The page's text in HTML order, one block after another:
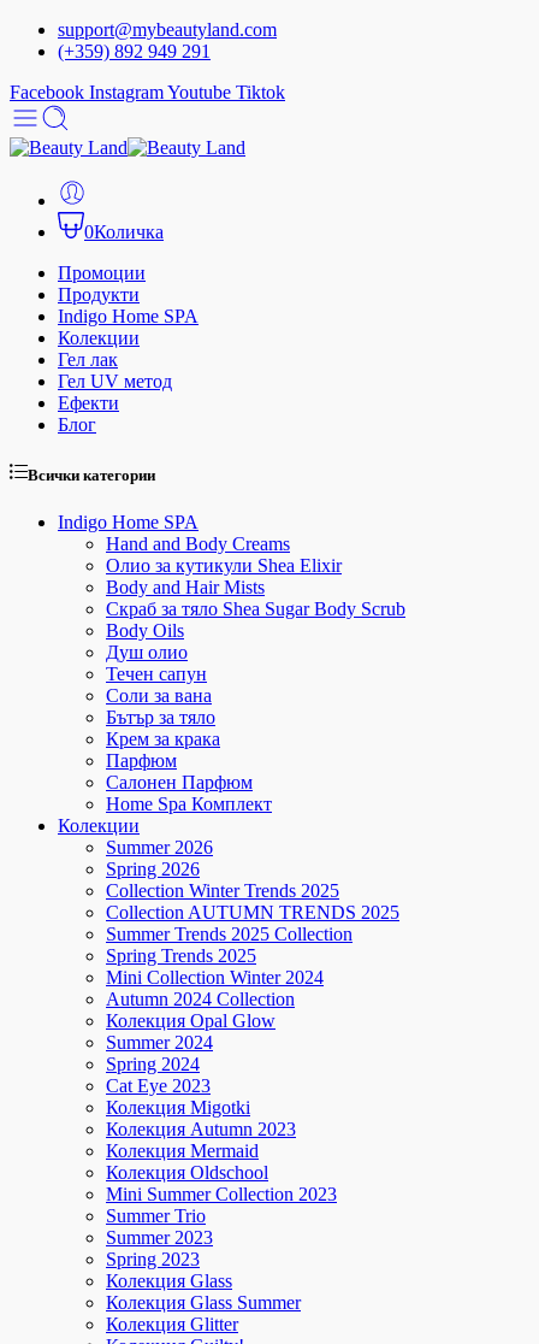
support@mybeautyland.com
(+359) 892 949 291
Facebook InstagramYoutube Tiktok
0Количка
Промоции
Продукти
Indigo Home SPA
Колекции
Гел лак
Гел UV метод
Ефекти
Блог
Всички категории
Indigo Home SPA
Hand and Body Creams
Олио за кутикули Shea Elixir
Body and Hair Mists
Скраб за тяло Shea Sugar Body Scrub
Body Oils
Душ олио
Течен сапун
Соли за вана
Бътър за тяло
Крем за крака
Парфюм
Салонен Парфюм
Home Spa Комплект
Колекции
Summer 2026
Spring 2026
Collection Winter Trends 2025
Collection AUTUMN TRENDS 2025
Summer Trends 2025 Collection
Spring Trends 2025
Mini Collection Winter 2024
Autumn 2024 Collection
Колекция Opal Glow
Summer 2024
Spring 2024
Cat Eye 2023
Колекция Migotki
Колекция Autumn 2023
Колекция Mermaid
Колекция Oldschool
Mini Summer Collection 2023
Summer Trio
Summer 2023
Spring 2023
Колекция Glass
Колекция Glass Summer
Колекция Glitter